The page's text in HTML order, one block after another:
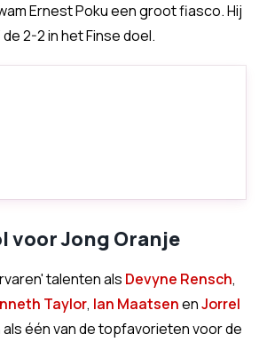
Ernest Poku een groot fiasco. Hij
2-2 in het Finse doel.
voor Jong Oranje
talenten als Devyne Rensch,
Taylor, Ian MaatsenenJorrel
één van de topfavorieten voor de